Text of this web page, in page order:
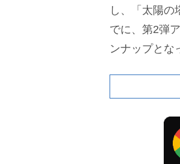
し、「太陽の
でに、第2弾
ンナップとな